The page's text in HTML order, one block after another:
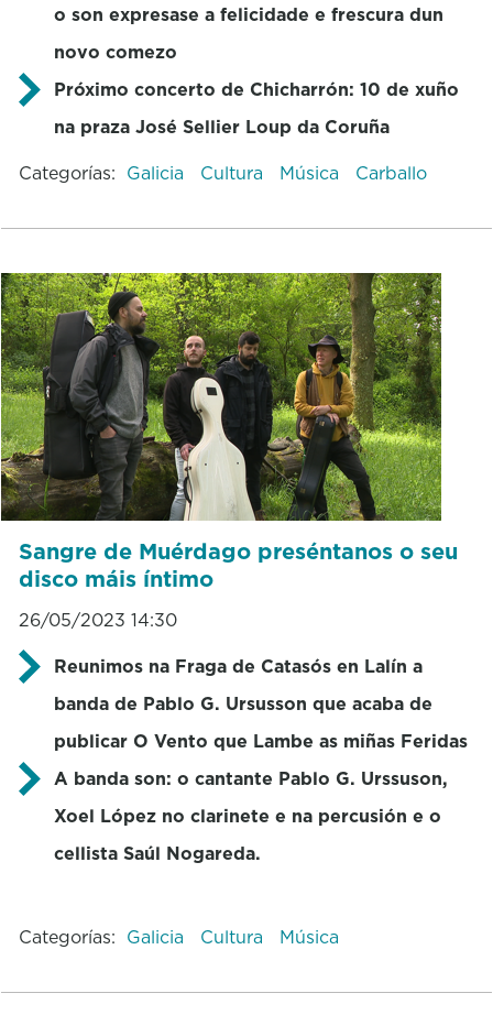
o son expresase a felicidade e frescura dun
novo comezo
Próximo concerto de Chicharrón: 10 de xuño
na praza José Sellier Loup da Coruña
Categorías: Galicia Cultura Música Carballo
Sangre de Muérdago preséntanos o seu
disco máis íntimo
26/05/2023 14:30
Reunimos na Fraga de Catasós en Lalín a
banda de Pablo G. Ursusson que acaba de
publicar O Vento que Lambe as miñas Feridas
A banda son: o cantante Pablo G. Urssuson,
Xoel López no clarinete e na percusión e o
cellista Saúl Nogareda.
Categorías: Galicia Cultura Música